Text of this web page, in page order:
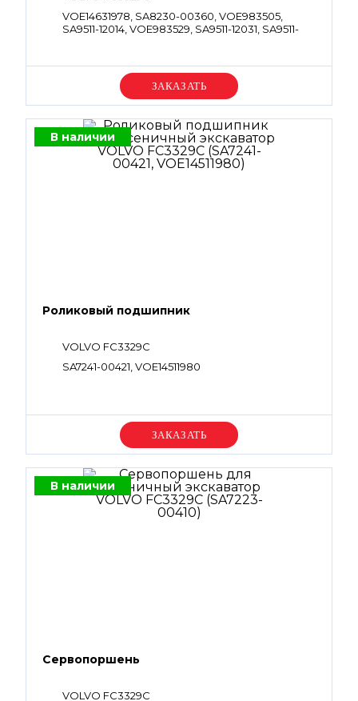
VOE14631978, SA8230-00360, VOE983505,
SA9511-12014, VOE983529, SA9511-12031, SA9511-
00380, SA9512-02214, VOE983511, SA9511-12022,
SA8230-02110, VOE9900559, SA8230-00310,
VOE983502, SA9511-12011, VOE983525, SA9511-
12026, SA8230-00400, SA9511-42912, VOE983507,
SA9511-12016, VOE983510, SA9511-12021,
VOE984778, SA8230-00180, VOE983509, SA9511-
12020, VOE14625240, SA9566-10200, SA8230-
00170, SA9512-01011, VOE994123, SA8230-28240,
VOE14625244, SA9566-1010A, SA9511-1210A,
Уточняйте цену
В наличии
Роликовый подшипник
VOLVO FC3329C
SA7241-00421, VOE14511980
Уточняйте цену
В наличии
Сервопоршень
VOLVO FC3329C